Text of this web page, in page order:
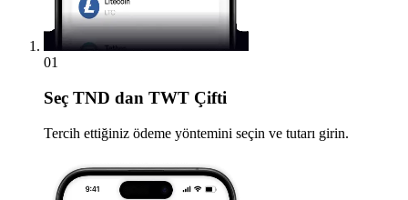
01
Seç TND dan TWT Çifti
Tercih ettiğiniz ödeme yöntemini seçin ve tutarı girin.